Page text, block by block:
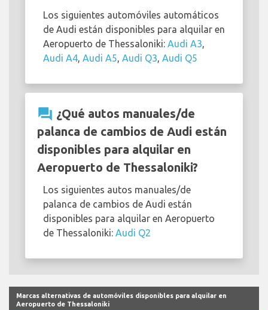
Los siguientes automóviles automáticos
de Audi están disponibles para alquilar en
Aeropuerto de Thessaloniki: Audi A3
Audi A4 Audi A5 Audi Q3 Audi Q5
question_answer ¿Qué autos manuales/de
palanca de cambios de Audi están
disponibles para alquilar en
Aeropuerto de Thessaloniki?
Los siguientes autos manuales/de
palanca de cambios de Audi están
disponibles para alquilar en Aeropuerto
de Thessaloniki: Audi Q2
Marcas alternativas de automóviles disponibles para alquilar en
Aeropuerto de Thessaloniki